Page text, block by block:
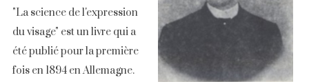
"La science de l'expression
du visage" est un livre qui a
été publié pour la première
fois en 1894 en Allemagne.